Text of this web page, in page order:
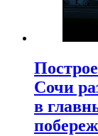
Сочи
в